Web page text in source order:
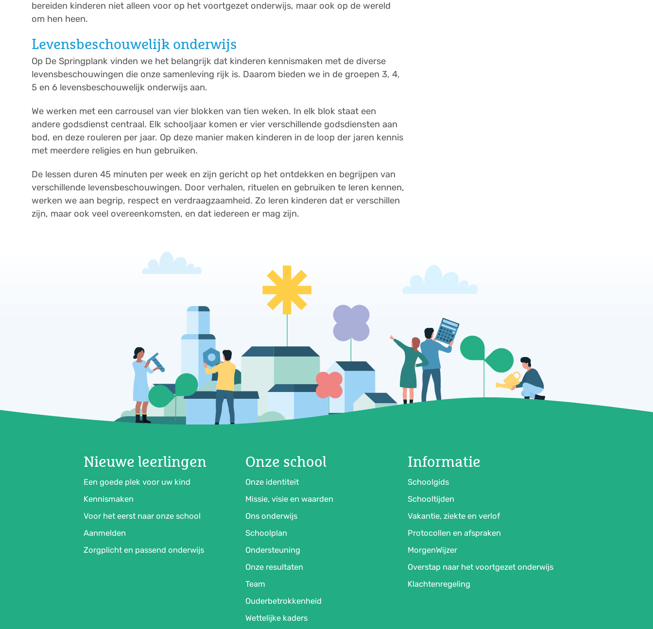
bereiden kinderen niet alleen voor op het voortgezet onderwijs, maar ook op de wereld
om hen heen.
Levensbeschouwelijk onderwijs
Op De Springplank vinden we het belangrijk dat kinderen kennismaken met de diverse
levensbeschouwingen die onze samenleving rijk is. Daarom bieden we in de groepen 3, 4,
5 en 6 levensbeschouwelijk onderwijs aan.
We werken met een carrousel van vier blokken van tien weken. In elk blok staat een
andere godsdienst centraal. Elk schooljaar komen er vier verschillende godsdiensten aan
bod, en deze rouleren per jaar. Op deze manier maken kinderen in de loop der jaren kennis
met meerdere religies en hun gebruiken.
De lessen duren 45 minuten per week en zijn gericht op het ontdekken en begrijpen van
verschillende levensbeschouwingen. Door verhalen, rituelen en gebruiken te leren kennen,
werken we aan begrip, respect en verdraagzaamheid. Zo leren kinderen dat er verschillen
zijn, maar ook veel overeenkomsten, en dat iedereen er mag zijn.
Nieuwe leerlingen
Een goede plek voor uw kind
Kennismaken
Voor het eerst naar onze school
Aanmelden
Zorgplicht en passend onderwijs
Onze school
Onze identiteit
Missie, visie en waarden
Ons onderwijs
Schoolplan
Ondersteuning
Onze resultaten
Team
Ouderbetrokkenheid
Wettelijke kaders
Informatie
Schoolgids
Schooltijden
Vakantie, ziekte en verlof
Protocollen en afspraken
MorgenWijzer
Overstap naar het voortgezet onderwijs
Klachtenregeling